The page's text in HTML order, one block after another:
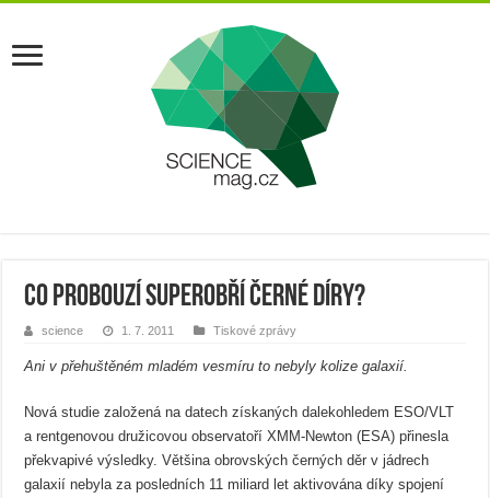
Co probouzí superobří černé díry?
science 1. 7. 2011 Tiskové zprávy
Ani v přehuštěném mladém vesmíru to nebyly kolize galaxií.
Nová studie založená na datech získaných dalekohledem ESO/VLT
a rentgenovou družicovou observatoří XMM-Newton (ESA) přinesla
překvapivé výsledky. Většina obrovských černých děr v jádrech
galaxií nebyla za posledních 11 miliard let aktivována díky spojení